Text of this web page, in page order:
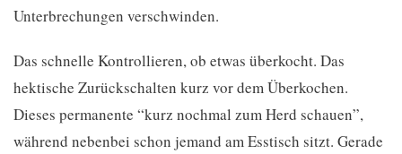
Unterbrechungen verschwinden.
Das schnelle Kontrollieren, ob etwas überkocht. Das
hektische Zurückschalten kurz vor dem Überkochen.
Dieses permanente “kurz nochmal zum Herd schauen”,
während nebenbei schon jemand am Esstisch sitzt. Gerade